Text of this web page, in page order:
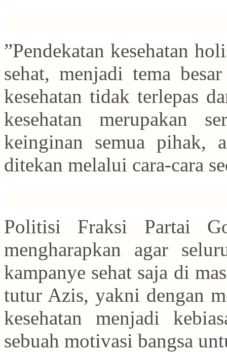
”Pendekatan kesehatan
sehat, menjadi tema
kesehatan tidak terlepas
kesehatan merupakan
keinginan semua pihak,
ditekan melalui cara-cara
Politisi Fraksi Partai
mengharapkan agar
kampanye sehat saja di
tutur Azis, yakni dengan
kesehatan menjadi
sebuah motivasi bangsa